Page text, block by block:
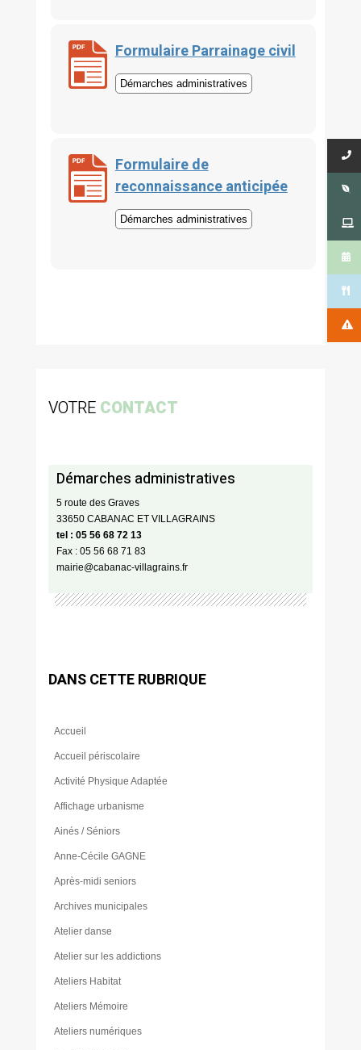
Formulaire Parrainage civil
Démarches administratives
Formulaire de
reconnaissance anticipée
Démarches administratives
VOTRE CONTACT
Démarches administratives
5 route des Graves
33650 CABANAC ET VILLAGRAINS
tel : 05 56 68 72 13
Fax : 05 56 68 71 83
mairie@cabanac-villagrains.fr
DANS CETTE RUBRIQUE
Accueil
Accueil périscolaire
Activité Physique Adaptée
Affichage urbanisme
Ainés / Séniors
Anne-Cécile GAGNE
Après-midi seniors
Archives municipales
Atelier danse
Atelier sur les addictions
Ateliers Habitat
Ateliers Mémoire
Ateliers numériques